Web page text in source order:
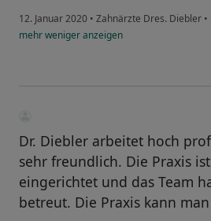
12. Januar 2020 • Zahnärzte Dres. Diebler •
mehrwenigeranzeigen
Dr. Diebler arbeitet hoch
sehr freundlich. Die Praxis
eingerichtet und das Team
betreut. Die Praxis kann